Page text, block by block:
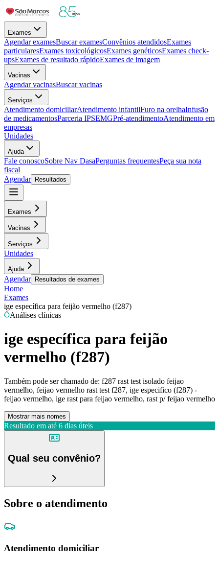
Exames
Agendar examesBuscar examesConvênios atendidosExames
particularesExames toxicológicosExames genéticosExames check-
upsExames de resultado rápidoExames de imagem
Vacinas
Agendar vacinasBuscar vacinas
Serviços
Atendimento domiciliarAtendimento infantilFuro na orelhaInfusão
de medicamentosParceria IPSEMGPré-atendimentoAtendimento em
empresas
Unidades
Ajuda
Fale conoscoSobre Nav DasaPerguntas frequentesPeça sua nota
fiscal
Agendar
Resultados
Exames
Vacinas
Serviços
Unidades
Ajuda
Agendar Resultados de exames
Home
Exames
ige específica para feijão vermelho (f287)
Análises clínicas
ige específica para feijão
vermelho (f287)
Também pode ser chamado de: f287 rast test isolado feijao
vermelho, feijao vermelho rast test f287, ige especifico (f287) -
feijao vermelho, ige rast para feijao vermelho, rast p/ feijao vermelho
Mostrar mais nomes
Resultado em até 6 dias úteis
Qual seu convênio?
Sobre o atendimento
Atendimento domiciliar